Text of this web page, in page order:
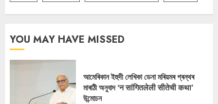
YOU MAY HAVE MISSED
আমেৰিকান ইহুদী লেখিকা ডেনা মৰিয়মৰ গ্ৰন্থৰ
মাৰাঠী অনুবাদ ‘न सांगितलेली सीतेची कथा’
উন্মোচন